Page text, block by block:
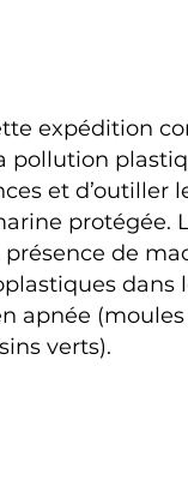
expédition
pollution
et d’outiller
protégée.
de
dans
apnée
verts).